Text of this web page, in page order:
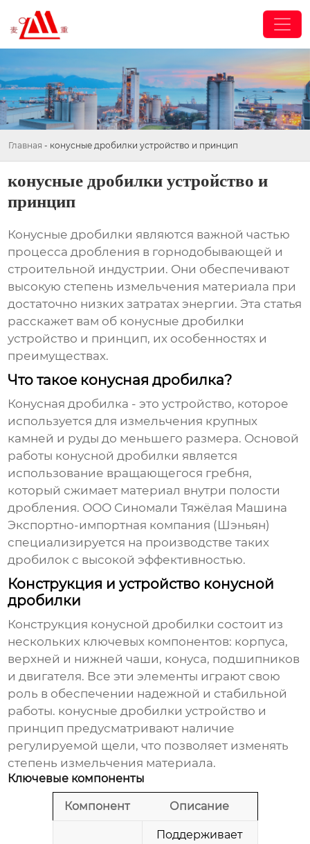
Главная - конусные дробилки устройство и принцип
конусные дробилки устройство и
принцип
Конусные дробилки являются важной частью
процесса дробления в горнодобывающей и
строительной индустрии. Они обеспечивают
высокую степень измельчения материала при
достаточно низких затратах энергии. Эта статья
расскажет вам об конусные дробилки
устройство и принцип, их особенностях и
преимуществах.
Что такое конусная дробилка?
Конусная дробилка - это устройство, которое
используется для измельчения крупных
камней и руды до меньшего размера. Основой
работы конусной дробилки является
использование вращающегося гребня,
который сжимает материал внутри полости
дробления. ООО Синомали Тяжёлая Машина
Экспортно-импортная компания (Шэньян)
специализируется на производстве таких
дробилок с высокой эффективностью.
Конструкция и устройство конусной
дробилки
Конструкция конусной дробилки состоит из
нескольких ключевых компонентов: корпуса,
верхней и нижней чаши, конуса, подшипников
и двигателя. Все эти элементы играют свою
роль в обеспечении надежной и стабильной
работы. конусные дробилки устройство и
принцип предусматривают наличие
регулируемой щели, что позволяет изменять
степень измельчения материала.
Ключевые компоненты
Компонент Описание
Поддерживает